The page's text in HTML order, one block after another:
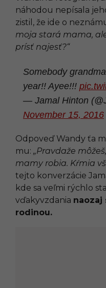
náhodou nepísala
zistil, že ide o
moja stará mama,
prísť najesť?“
Somebody
year!! Ayee!!!
— Jamal Hinton
November 15, 2016
Odpoveď Wandy ťa
mu: „Pravdaže
mamy robia. Kŕmia
tejto konverzácie
kde sa veľmi rýchlo
vďakyvzdania naozaj
rodinou.